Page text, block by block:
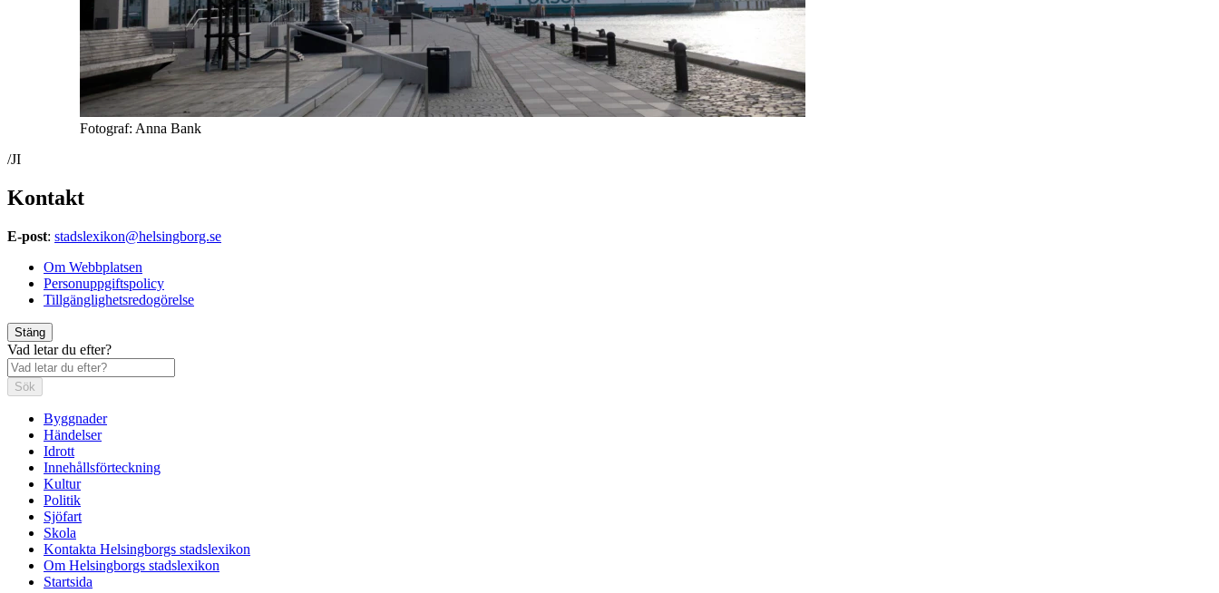
Fotograf: Anna Bank
/JI
Kontakt
E-post: stadslexikon@helsingborg.se
Om Webbplatsen
Personuppgiftspolicy
Tillgänglighetsredogörelse
Stäng
Vad letar du efter?
Sök
Byggnader
Händelser
Idrott
Innehållsförteckning
Kultur
Politik
Sjöfart
Skola
Kontakta Helsingborgs stadslexikon
Om Helsingborgs stadslexikon
Startsida